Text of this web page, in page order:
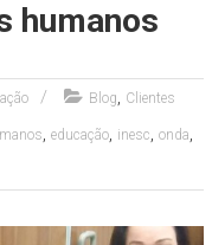
humanos
Blog, Clientes
, educação, inesc, onda,